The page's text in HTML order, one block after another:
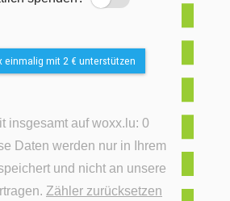
einmalig mit 2 € unterstützen
insgesamt auf woxx.lu: 0
Daten werden nur in Ihrem
und nicht an unsere
Zähler zurücksetzen